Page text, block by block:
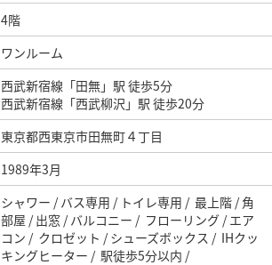
4階
ワンルーム
西武新宿線「田無」駅 徒歩5分
西武新宿線「西武柳沢」駅 徒歩20分
東京都西東京市田無町４丁目
1989年3月
シャワー / バス専用 / トイレ専用 / 最上階 / 角
部屋 / 出窓 / バルコニー / フローリング / エア
コン / クロゼット / シューズボックス / IHクッ
キングヒーター / 駅徒歩5分以内 /